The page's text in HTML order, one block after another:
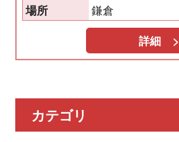
場所 鎌倉
詳細 >
カテゴリ